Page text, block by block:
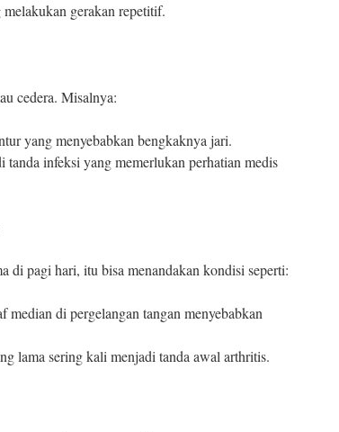
gerakan repetitif.
cedera. Misalnya:
yang menyebabkan bengkaknya jari.
tanda infeksi yang memerlukan perhatian medis
di pagi hari, itu bisa menandakan kondisi seperti:
median di pergelangan tangan menyebabkan
lama sering kali menjadi tanda awal arthritis.